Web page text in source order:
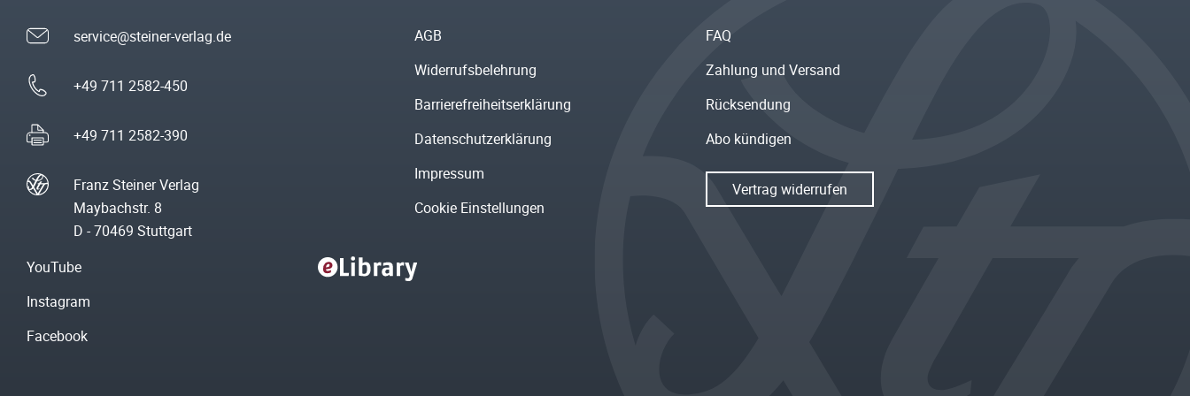
service@steiner-verlag.de
+49 711 2582-450
+49 711 2582-390
Franz Steiner Verlag
Maybachstr. 8
D - 70469 Stuttgart
AGB
Widerrufsbelehrung
Barrierefreiheitserklärung
Datenschutzerklärung
Impressum
Cookie Einstellungen
FAQ
Zahlung und Versand
Rücksendung
Abo kündigen
Vertrag widerrufen
YouTube
Instagram
Facebook